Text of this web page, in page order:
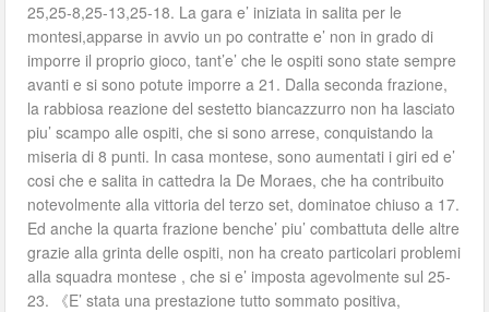
25,25-8,25-13,25-18. La gara e’ iniziata in salita per le
montesi,apparse in avvio un po contratte e’ non in grado di
imporre il proprio gioco, tant’e’ che le ospiti sono state sempre
avanti e si sono potute imporre a 21. Dalla seconda frazione,
la rabbiosa reazione del sestetto biancazzurro non ha lasciato
piu’ scampo alle ospiti, che si sono arrese, conquistando la
miseria di 8 punti. In casa montese, sono aumentati i giri ed e’
cosi che e salita in cattedra la De Moraes, che ha contribuito
notevolmente alla vittoria del terzo set, dominatoe chiuso a 17.
Ed anche la quarta frazione benche’ piu’ combattuta delle altre
grazie alla grinta delle ospiti, non ha creato particolari problemi
alla squadra montese , che si e’ imposta agevolmente sul 25-
23. 《E’ stata una prestazione tutto sommato positiva,